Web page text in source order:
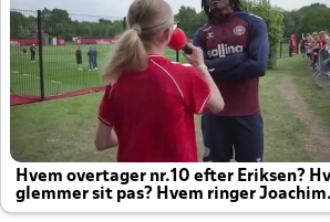
Hvem overtager nr.10 efter Eriksen?
glemmer sit pas? Hvem ringer Joachim
altid til efter kampe?